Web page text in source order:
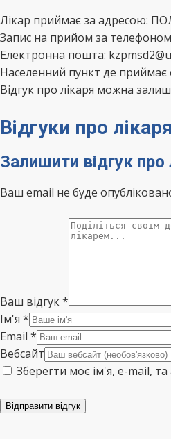
Лікар приймає за адресою:
Запис на прийом за
Електронна пошта:
Населенний пункт де приймає
Відгук про лікаря можна
Відгуки про лікаря
Залишити відгук про
Ваш email не буде
Ваш відгук*
Ім'я *
Email *
Вебсайт
Зберегти моє ім'я, e-mail,
Відправити відгук